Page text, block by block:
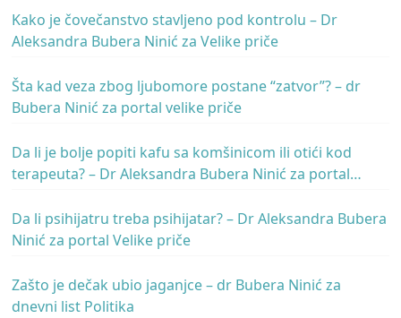
Kako je čovečanstvo stavljeno pod kontrolu – Dr
Aleksandra Bubera Ninić za Velike priče
Šta kad veza zbog ljubomore postane “zatvor”? – dr
Bubera Ninić za portal velike priče
Da li je bolje popiti kafu sa komšinicom ili otići kod
terapeuta? – Dr Aleksandra Bubera Ninić za portal
Da li psihijatru treba psihijatar? – Dr Aleksandra Bubera
Ninić za portal Velike priče
Zašto je dečak ubio jaganjce – dr Bubera Ninić za
dnevni list Politika